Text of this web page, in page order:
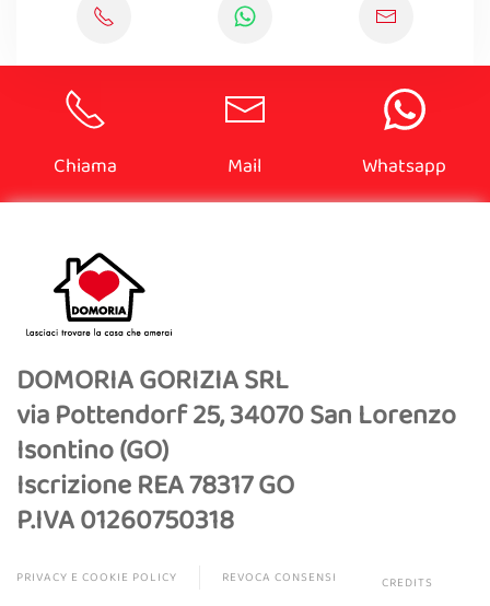
Chiama Mail Whatsapp
DOMORIA GORIZIA SRL
via Pottendorf 25, 34070 San Lorenzo
Isontino (GO)
Iscrizione REA 78317 GO
P.IVA 01260750318
PRIVACY E COOKIE POLICY REVOCA CONSENSI CREDITS